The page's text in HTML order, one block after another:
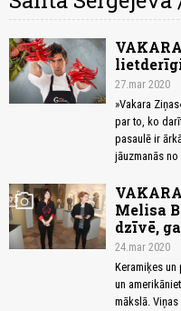
27.mar 2020
»Vakara
par to, ko
pasaulē ir
jāuzmanās
photo_camera
Melisa
dzīvē,
24.mar 2020
Keramiķes un
un
mākslā.